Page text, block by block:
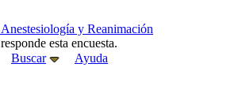
y Reanimación
esta encuesta.
Buscar Ayuda